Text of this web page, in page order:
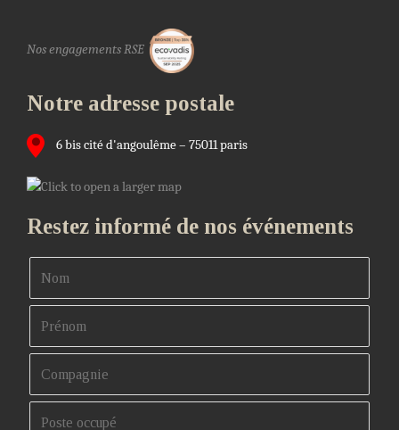
Nos engagements RSE
Notre adresse postale
6 bis cité d'angoulême – 75011 paris
Restez informé de nos événements